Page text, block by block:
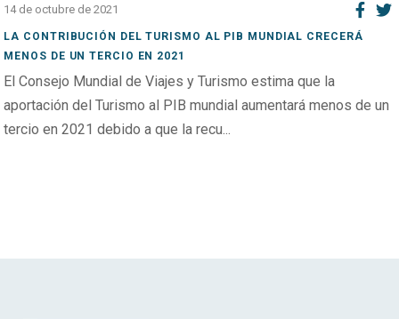
14 de octubre de 2021
LA CONTRIBUCIÓN DEL TURISMO AL PIB MUNDIAL CRECERÁ
MENOS DE UN TERCIO EN 2021
El Consejo Mundial de Viajes y Turismo estima que la
aportación del Turismo al PIB mundial aumentará menos de un
tercio en 2021 debido a que la recu...